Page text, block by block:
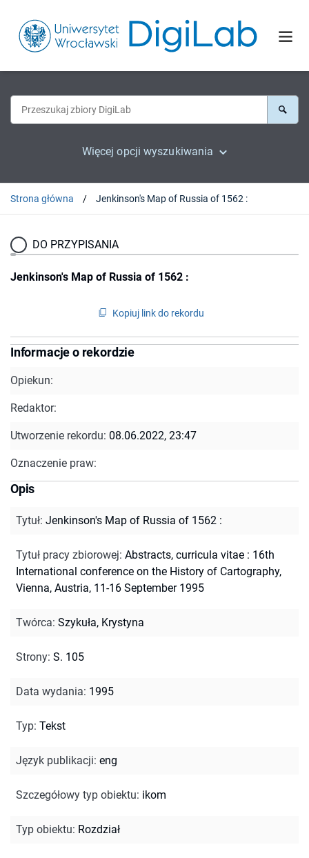
Więcej opcji wyszukiwania
Strona główna Jenkinson's Map of Russia of 1562 :
DO PRZYPISANIA
Jenkinson's Map of Russia of 1562 :
Kopiuj link do rekordu
Informacje o rekordzie
Opiekun:
Redaktor:
Utworzenie rekordu: 08.06.2022, 23:47
Oznaczenie praw:
Opis
Tytuł: Jenkinson's Map of Russia of 1562 :
Tytuł pracy zbiorowej: Abstracts, curricula vitae : 16th
International conference on the History of Cartography,
Vienna, Austria, 11-16 September 1995
Twórca: Szykuła, Krystyna
Strony: S. 105
Data wydania: 1995
Typ: Tekst
Język publikacji: eng
Szczegółowy typ obiektu: ikom
Typ obiektu: Rozdział